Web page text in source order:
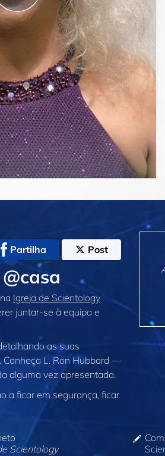
Play
Video
Partilha Post
Igreja de Scientology
juntar‑se à equipa e
as suas
Conheça L. Ron Hubbard —
alguma vez apresentada.
a ficar em segurança, ficar
Scientology